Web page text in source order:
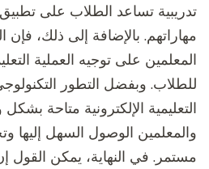
تدريبية تساعد الطلاب على
مهاراتهم. بالإضافة إلى ذلك، فإن
المعلمين على توجيه العملية
للطلاب. وبفضل التطور
التعليمية الإلكترونية متاحة
والمعلمين الوصول السهل إليها
مستمر. في النهاية، يمكن القول